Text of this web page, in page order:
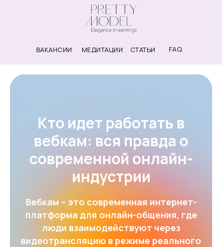
ВАКАНСИИ МЕДИТАЦИИ СТАТЬИ FAQ
Кто идет работать в
вебкам: вся правда о
современной онлайн-
индустрии
Вебкам – это современная интернет-
платформа для онлайн-общения, где
люди взаимодействуют через
видеотрансляцию в режиме реального